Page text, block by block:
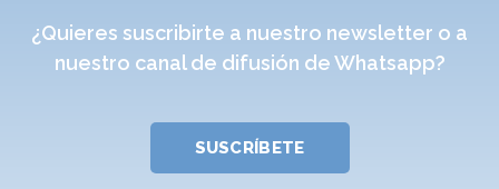
¿Quieres suscribirte a nuestro newsletter o a
nuestro canal de difusión de Whatsapp?
SUSCRÍBETE